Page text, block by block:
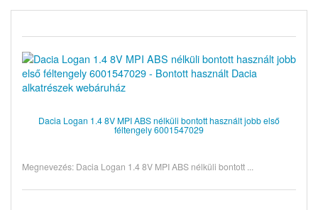
Dacia Logan 1.4 8V MPI ABS nélküli bontott használt jobb első
féltengely 6001547029
Megnevezés: Dacia Logan 1.4 8V MPI ABS nélküli bontott ...